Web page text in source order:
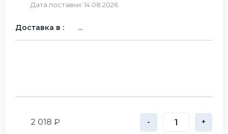
Дата поставки: 14.08.2026
Доставка в : ...
2 018 ₽ - +